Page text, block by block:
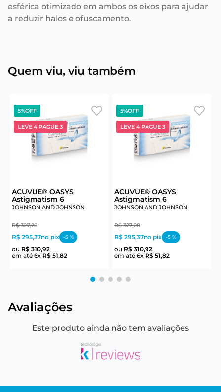
esférica otimizado em ambos os eixos para ajudar
a reduzir halos e ofuscamento.
Quem viu, viu também
5%OFF
LEVE 4 PAGUE 3
ACUVUE® OASYS
Astigmatism 6
JOHNSON AND JOHNSON
R$ 327,28
R$ 295,37no pix -5 %
ou R$ 310,92
em até 6x R$ 51,82
5%OFF
LEVE 4 PAGUE 3
ACUVUE® OASYS
Astigmatism 6
JOHNSON AND JOHNSON
R$ 327,28
R$ 295,37no pix -5 %
ou R$ 310,92
em até 6x R$ 51,82
Avaliações
Este produto ainda não tem avaliações